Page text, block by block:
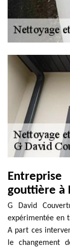
gouttière à
G David
expérimentée en
A part ces
le changement